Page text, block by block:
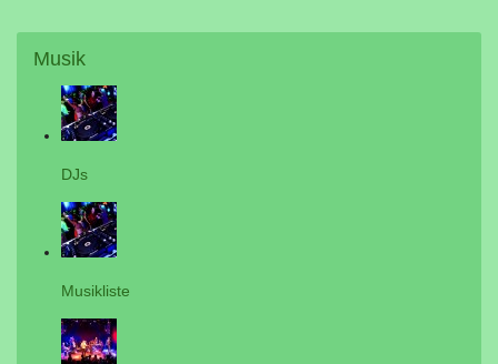
Musik
DJs
Musikliste